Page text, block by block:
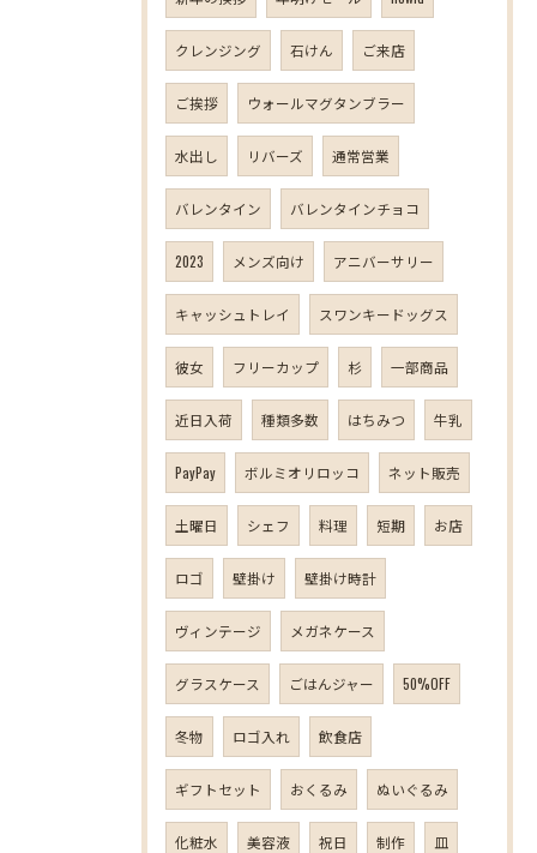
クレンジング 石けん ご来店
ご挨拶 ウォールマグタンブラー
水出し リバーズ 通常営業
バレンタイン バレンタインチョコ
2023 メンズ向け アニバーサリー
キャッシュトレイ スワンキードッグス
彼女 フリーカップ 杉 一部商品
近日入荷 種類多数 はちみつ 牛乳
PayPay ボルミオリロッコ ネット販売
土曜日 シェフ 料理 短期 お店
ロゴ 壁掛け 壁掛け時計
ヴィンテージ メガネケース
グラスケース ごはんジャー 50%OFF
冬物 ロゴ入れ 飲食店
ギフトセット おくるみ ぬいぐるみ
化粧水 美容液 祝日 制作 皿